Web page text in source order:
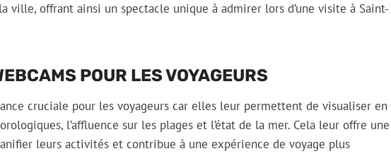
ville, offrant ainsi un spectacle unique à admirer lors d’une visite à Saint-
POUR LES VOYAGEURS
cruciale pour les voyageurs car elles leur permettent de visualiser en
l’affluence sur les plages et l’état de la mer. Cela leur offre une
leurs activités et contribue à une expérience de voyage plus